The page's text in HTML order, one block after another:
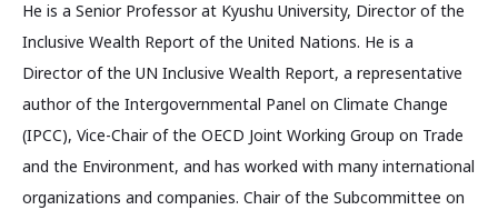
He is a Senior Professor at Kyushu University, Director of the
Inclusive Wealth Report of the United Nations. He is a
Director of the UN Inclusive Wealth Report, a representative
author of the Intergovernmental Panel on Climate Change
(IPCC), Vice-Chair of the OECD Joint Working Group on Trade
and the Environment, and has worked with many international
organizations and companies. Chair of the Subcommittee on